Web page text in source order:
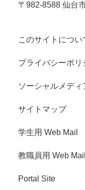
〒982-8588 仙台
このサイトについ
プライバシーポリ
ソーシャルメディ
サイトマップ
学生用 Web Mail
教職員用 Web Mail
Portal Site